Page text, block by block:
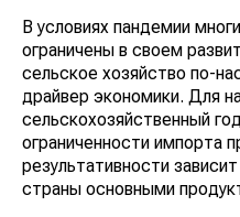
В условиях пандемии
ограничены в своем
сельское хозяйство по-
драйвер экономики. Для
сельскохозяйственный
ограниченнос­ти импорта
результативности
страны основными